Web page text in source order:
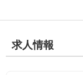
求人情報